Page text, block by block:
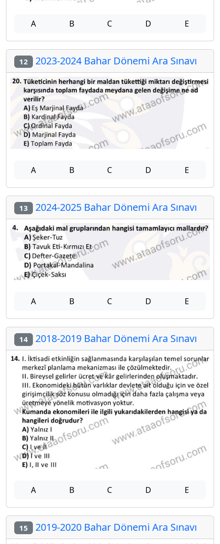
A B C D E
12 2023-2024 Bahar Dönemi Ara Sınavı
A B C D E
13 2024-2025 Bahar Dönemi Ara Sınavı
A B C D E
14 2018-2019 Bahar Dönemi Ara Sınavı
A B C D E
15 2019-2020 Bahar Dönemi Ara Sınavı